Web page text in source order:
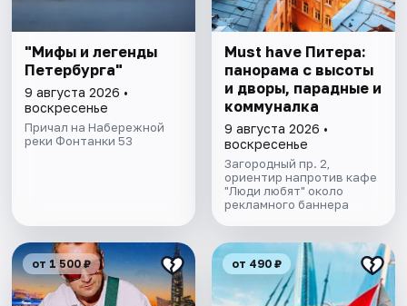
"Мифы и легенды
Петербурга"
9 августа 2026 •
воскресенье
Причал на Набережной
реки Фонтанки 53
Must have Питера:
панорама с высоты
и дворы, парадные и
коммуналка
9 августа 2026 •
воскресенье
Загородный пр. 2,
ориентир напротив кафе
"Люди любят" около
рекламного баннера
от 1 500 ₽ от 490 ₽